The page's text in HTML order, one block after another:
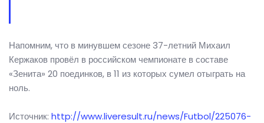
Напомним, что в минувшем сезоне 37-летний Михаил
Кержаков провёл в российском чемпионате в составе
«Зенита» 20 поединков, в 11 из которых сумел отыграть на
ноль.
Источник: http://www.liveresult.ru/news/Futbol/225076-